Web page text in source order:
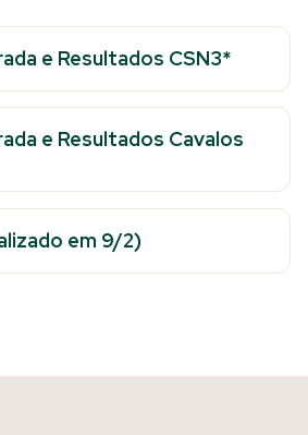
e Resultados CSN3*
e Resultados Cavalos
em 9/2)